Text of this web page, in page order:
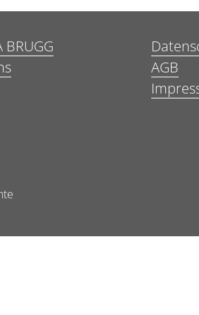
BRUGG
AGB